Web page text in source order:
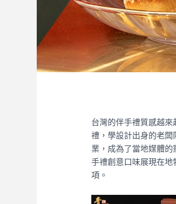
台灣的伴手禮質感越
禮，學設計出身的老闆
業，成為了當地媒體
手禮創意口味展現在
項。